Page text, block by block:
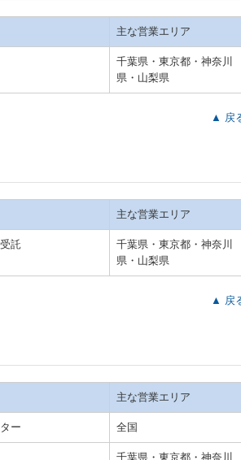
主な営業エリア
千葉県・東京都・神奈川
県・山梨県
▲ 戻
主な営業エリア
託
千葉県・東京都・神奈川
県・山梨県
▲ 戻
主な営業エリア
ー 全国
千葉県・東京都・神奈川